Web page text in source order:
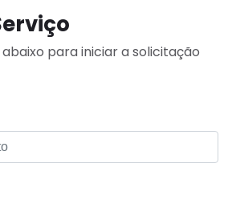
para iniciar a solicitação